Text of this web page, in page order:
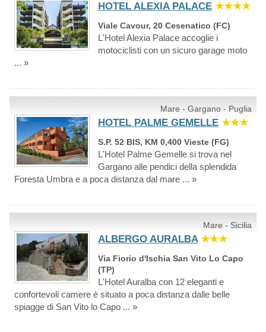
HOTEL ALEXIA PALACE ★★★★
Viale Cavour, 20 Cesenatico (FC)
L'Hotel Alexia Palace accoglie i
motociclisti con un sicuro garage moto
... »
Mare - Gargano - Puglia
HOTEL PALME GEMELLE ★★★
S.P. 52 BIS, KM 0,400 Vieste (FG)
L'Hotel Palme Gemelle si trova nel
Gargano alle pendici della splendida
Foresta Umbra e a poca distanza dal mare ... »
Mare - Sicilia
ALBERGO AURALBA ★★★
Via Fiorio d'Ischia San Vito Lo Capo
(TP)
L'Hotel Auralba con 12 eleganti e
confortevoli camere è situato a poca distanza dalle belle
spiagge di San Vito lo Capo ... »